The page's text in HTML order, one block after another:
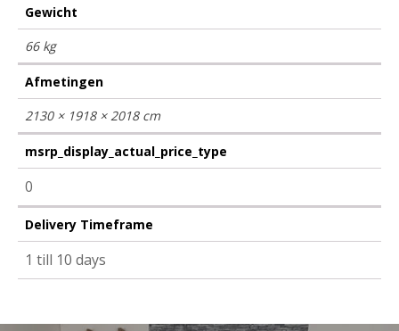
Gewicht
66 kg
Afmetingen
2130 × 1918 × 2018 cm
msrp_display_actual_price_type
0
Delivery Timeframe
1 till 10 days